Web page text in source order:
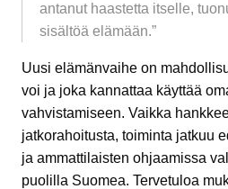
antanut haastetta itselle,
sisältöä elämään.”
Uusi elämänvaihe on
voi ja joka kannattaa käyttää
vahvistamiseen. Vaikka
jatkorahoitusta, toiminta jatkuu
ja ammattilaisten ohjaamissa
puolilla Suomea. Tervetuloa